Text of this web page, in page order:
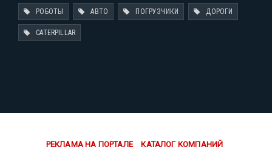
РОБОТЫ АВТО ПОГРУЗЧИКИ ДОРОГИ
CATERPILLAR
РЕКЛАМА НА ПОРТАЛЕ КАТАЛОГ КОМПАНИЙ